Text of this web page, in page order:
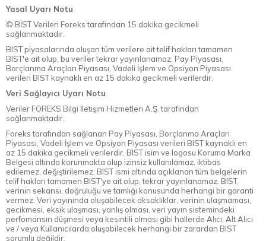
Yasal Uyarı Notu
© BİST Verileri Foreks tarafından 15 dakika gecikmeli
sağlanmaktadır.
BIST piyasalarında oluşan tüm verilere ait telif hakları tamamen
BIST'e ait olup, bu veriler tekrar yayınlanamaz. Pay Piyasası,
Borçlanma Araçları Piyasası, Vadeli İşlem ve Opsiyon Piyasası
verileri BIST kaynaklı en az 15 dakika gecikmeli verilerdir.
Veri Sağlayıcı Uyarı Notu
Veriler FOREKS Bilgi İletişim Hizmetleri A.Ş. tarafından
sağlanmaktadır.
Foreks tarafından sağlanan Pay Piyasası, Borçlanma Araçları
Piyasası, Vadeli İşlem ve Opsiyon Piyasası verileri BIST kaynaklı en
az 15 dakika gecikmeli verilerdir. BIST isim ve logosu Koruma Marka
Belgesi altında korunmakta olup izinsiz kullanılamaz, iktibas
edilemez, değiştirilemez. BIST ismi altında açıklanan tüm belgelerin
telif hakları tamamen BIST'ye ait olup, tekrar yayınlanamaz. BIST,
verinin sekansı, doğruluğu ve tamlığı konusunda herhangi bir garanti
vermez. Veri yayınında oluşabilecek aksaklıklar, verinin ulaşmaması,
gecikmesi, eksik ulaşması, yanlış olması, veri yayın sistemindeki
perfomansın düşmesi veya kesintili olması gibi hallerde Alıcı, Alt Alıcı
ve / veya Kullanıcılarda oluşabilecek herhangi bir zarardan BIST
sorumlu değildir.